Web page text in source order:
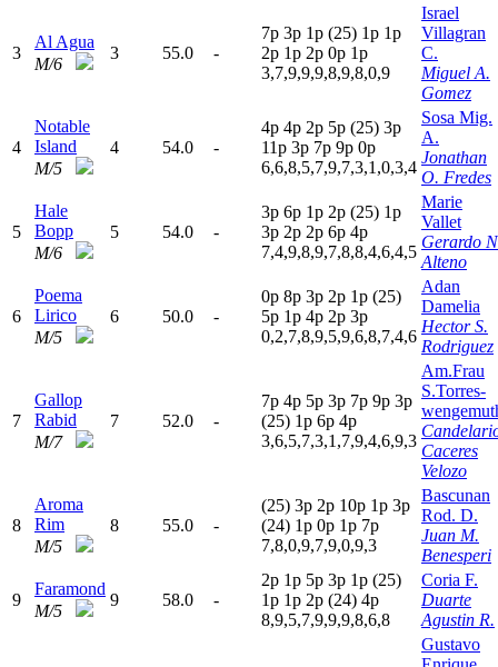
3
Al Agua
M/6
3 55.0 -
7p 3p 1p (25) 1p 1p
2p 1p 2p 0p 1p
3,7,9,9,9,8,9,8,0,9
Israel
Villagran
C.
Miguel A.
Gomez
4
Notable
Island
M/5
4 54.0 -
4p 4p 2p 5p (25) 3p
11p 3p 7p 9p 0p
6,6,8,5,7,9,7,3,1,0,3,4
Sosa Mig.
A.
Jonathan
O. Fredes
5
Hale
Bopp
M/6
5 54.0 -
3p 6p 1p 2p (25) 1p
3p 2p 2p 6p 4p
7,4,9,8,9,7,8,8,4,6,4,5
Marie
Vallet
Gerardo
Alteno
6
Poema
Lirico
M/5
6 50.0 -
0p 8p 3p 2p 1p (25)
5p 1p 4p 2p 3p
0,2,7,8,9,5,9,6,8,7,4,6
Adan
Damelia
Hector S.
Rodriguez
7
Gallop
Rabid
M/7
7 52.0 -
7p 4p 5p 3p 7p 9p 3p
(25) 1p 6p 4p
3,6,5,7,3,1,7,9,4,6,9,3
Am.Frau
S.Torres-
Caceres
Velozo
8
Aroma
Rim
M/5
8 55.0 -
(25) 3p 2p 10p 1p 3p
(24) 1p 0p 1p 7p
7,8,0,9,7,9,0,9,3
Bascunan
Rod. D.
Juan M.
Benesperi
9
Faramond
M/5
9 58.0 -
2p 1p 5p 3p 1p (25)
1p 1p 2p (24) 4p
8,9,5,7,9,9,9,8,6,8
Coria F.
Duarte
Agustin R.
Gustavo